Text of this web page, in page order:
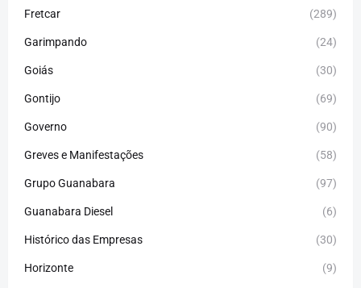
Fretcar (289)
Garimpando (24)
Goiás (30)
Gontijo (69)
Governo (90)
Greves e Manifestações (58)
Grupo Guanabara (97)
Guanabara Diesel (6)
Histórico das Empresas (30)
Horizonte (9)